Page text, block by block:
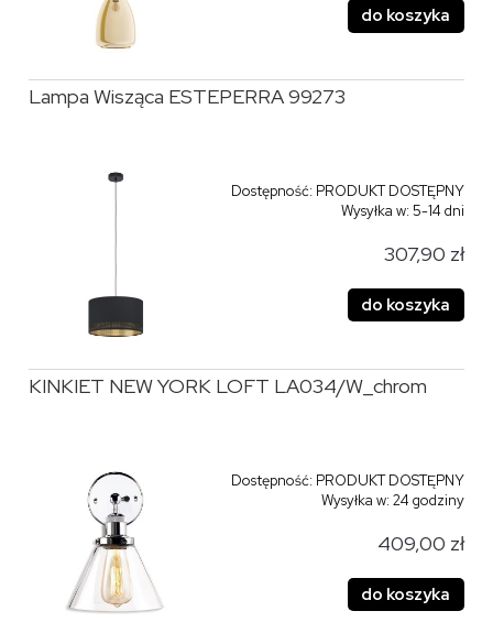
do koszyka
Lampa Wisząca ESTEPERRA 99273
Dostępność: PRODUKT DOSTĘPNY
Wysyłka w:5-14 dni
307,90 zł
do koszyka
KINKIET NEW YORK LOFT LA034/W_chrom
Dostępność: PRODUKT DOSTĘPNY
Wysyłka w:24 godziny
409,00 zł
do koszyka